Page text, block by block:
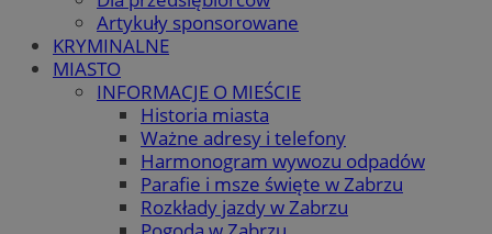
Artykuły sponsorowane
KRYMINALNE
MIASTO
INFORMACJE O MIEŚCIE
Historia miasta
Ważne adresy i telefony
Harmonogram wywozu odpadów
Parafie i msze święte w Zabrzu
Rozkłady jazdy w Zabrzu